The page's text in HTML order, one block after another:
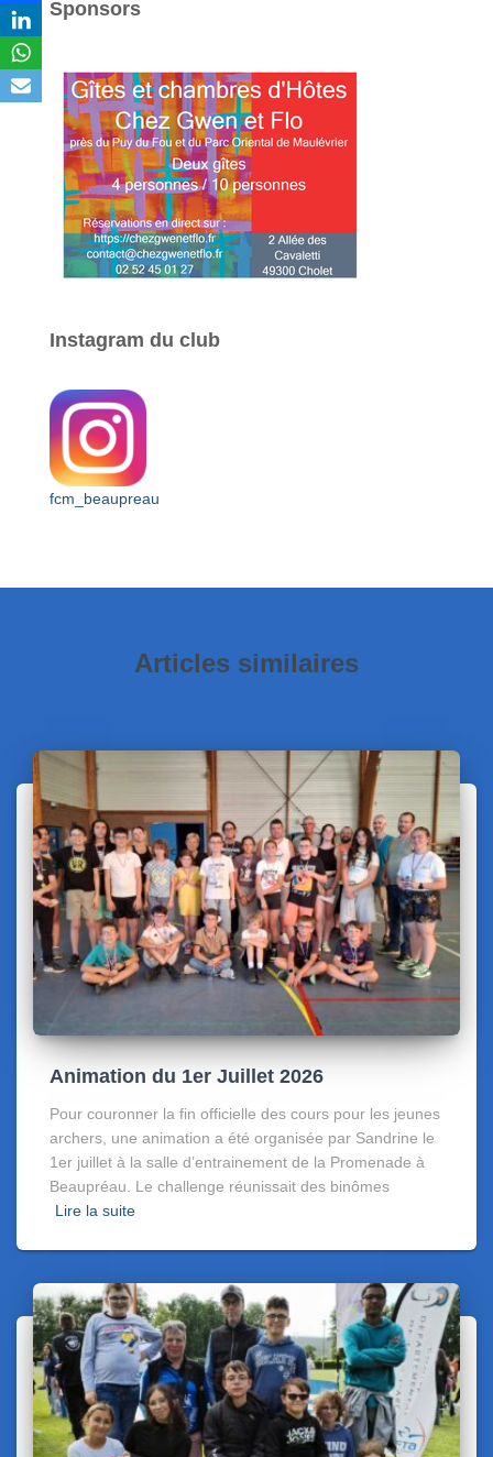
Sponsors
Instagram du club
fcm_beaupreau
Articles similaires
Animation du 1er Juillet 2026
Pour couronner la fin officielle des cours pour les jeunes
archers, une animation a été organisée par Sandrine le
1er juillet à la salle d’entrainement de la Promenade à
Beaupréau. Le challenge réunissait des binômes
Lire la suite